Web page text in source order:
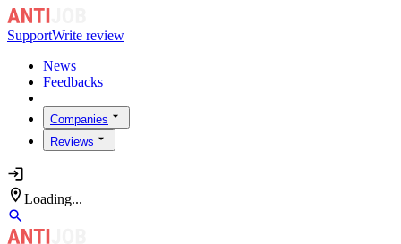
SupportWrite review
News
Feedbacks
Companies
Reviews
Loading...